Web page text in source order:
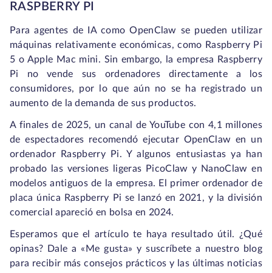
RASPBERRY PI
Para agentes de IA como OpenClaw se pueden utilizar
máquinas relativamente económicas, como Raspberry Pi
5 o Apple Mac mini. Sin embargo, la empresa Raspberry
Pi no vende sus ordenadores directamente a los
consumidores, por lo que aún no se ha registrado un
aumento de la demanda de sus productos.
A finales de 2025, un canal de YouTube con 4,1 millones
de espectadores recomendó ejecutar OpenClaw en un
ordenador Raspberry Pi. Y algunos entusiastas ya han
probado las versiones ligeras PicoClaw y NanoClaw en
modelos antiguos de la empresa. El primer ordenador de
placa única Raspberry Pi se lanzó en 2021, y la división
comercial apareció en bolsa en 2024.
Esperamos que el artículo te haya resultado útil. ¿Qué
opinas? Dale a «Me gusta» y suscríbete a nuestro blog
para recibir más consejos prácticos y las últimas noticias